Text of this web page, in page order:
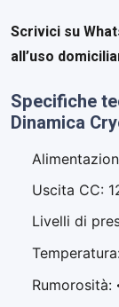
Scrivici su
all’uso
Specifiche
Dinamica
Uscita CC:
Livelli di
Rumorosità: